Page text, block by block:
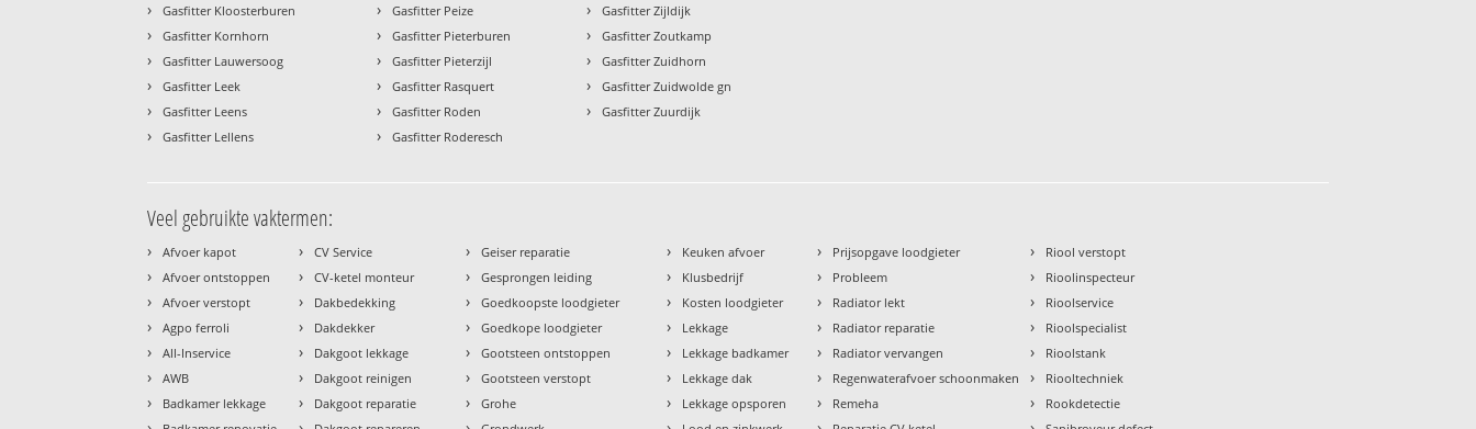
› Gasfitter Kloosterburen
› Gasfitter Kornhorn
› Gasfitter Lauwersoog
› Gasfitter Leek
› Gasfitter Leens
› Gasfitter Lellens
› Gasfitter Peize
› Gasfitter Pieterburen
› Gasfitter Pieterzijl
› Gasfitter Rasquert
› Gasfitter Roden
› Gasfitter Roderesch
› Gasfitter Zijldijk
› Gasfitter Zoutkamp
› Gasfitter Zuidhorn
› Gasfitter Zuidwolde gn
› Gasfitter Zuurdijk
Veel gebruikte vaktermen:
› Afvoer kapot
› Afvoer ontstoppen
› Afvoer verstopt
› Agpo ferroli
› All-Inservice
› AWB
› Badkamer lekkage
› CV Service
› CV-ketel monteur
› Dakbedekking
› Dakdekker
› Dakgoot lekkage
› Dakgoot reinigen
› Dakgoot reparatie
› Geiser reparatie
› Gesprongen leiding
› Goedkoopste loodgieter
› Goedkope loodgieter
› Gootsteen ontstoppen
› Gootsteen verstopt
› Grohe
› Keuken afvoer
› Klusbedrijf
› Kosten loodgieter
› Lekkage
› Lekkage badkamer
› Lekkage dak
› Lekkage opsporen
› Prijsopgave loodgieter
› Probleem
› Radiator lekt
› Radiator reparatie
› Radiator vervangen
› Regenwaterafvoer schoonmaken
› Remeha
› Riool verstopt
› Rioolinspecteur
› Rioolservice
› Rioolspecialist
› Rioolstank
› Riooltechniek
› Rookdetectie